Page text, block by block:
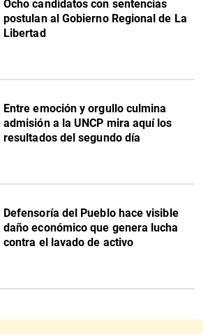
Ocho candidatos con sentencias
postulan al Gobierno Regional de La
Libertad
Entre emoción y orgullo culmina
admisión a la UNCP mira aquí los
resultados del segundo día
Defensoría del Pueblo hace visible
daño económico que genera lucha
contra el lavado de activo